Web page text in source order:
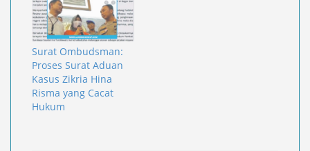
Surat Ombudsman:
Proses Surat Aduan
Kasus Zikria Hina
Risma yang Cacat
Hukum